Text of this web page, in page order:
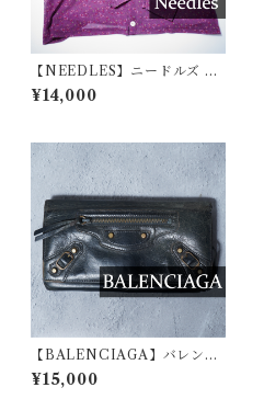
【NEEDLES】ニードルズ パ
ピヨン刺繍フラワーモチーフ
デザインシアーカーディガン b
¥14,000
【BALENCIAGA】バレンシ
アガ クラシックコンチネンタ
ルレザーロングウォレット bla
¥15,000